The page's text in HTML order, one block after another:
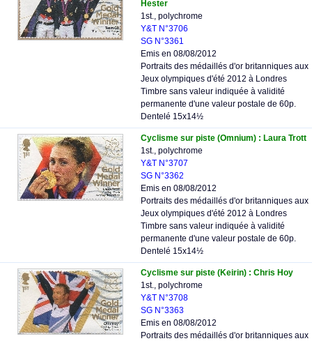
Hester
1st., polychrome
Y&T N°3706
SG N°3361
Emis en 08/08/2012
Portraits des médaillés d'or britanniques aux
Jeux olympiques d'été 2012 à Londres
Timbre sans valeur indiquée à validité
permanente d'une valeur postale de 60p.
Dentelé 15x14½
Cyclisme sur piste (Omnium) : Laura Trott
1st., polychrome
Y&T N°3707
SG N°3362
Emis en 08/08/2012
Portraits des médaillés d'or britanniques aux
Jeux olympiques d'été 2012 à Londres
Timbre sans valeur indiquée à validité
permanente d'une valeur postale de 60p.
Dentelé 15x14½
Cyclisme sur piste (Keirin) : Chris Hoy
1st., polychrome
Y&T N°3708
SG N°3363
Emis en 08/08/2012
Portraits des médaillés d'or britanniques aux